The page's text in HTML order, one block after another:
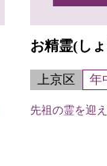
お精霊(し
上京区 年
先祖の霊を迎